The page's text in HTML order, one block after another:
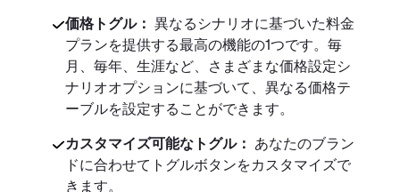
価格トグル： 異なるシナリオに基づいた料金
プランを提供する最高の機能の1つです。毎
月、毎年、生涯など、さまざまな価格設定シ
ナリオオプションに基づいて、異なる価格テ
ーブルを設定することができます。
カスタマイズ可能なトグル： あなたのブラン
ドに合わせてトグルボタンをカスタマイズで
きます。